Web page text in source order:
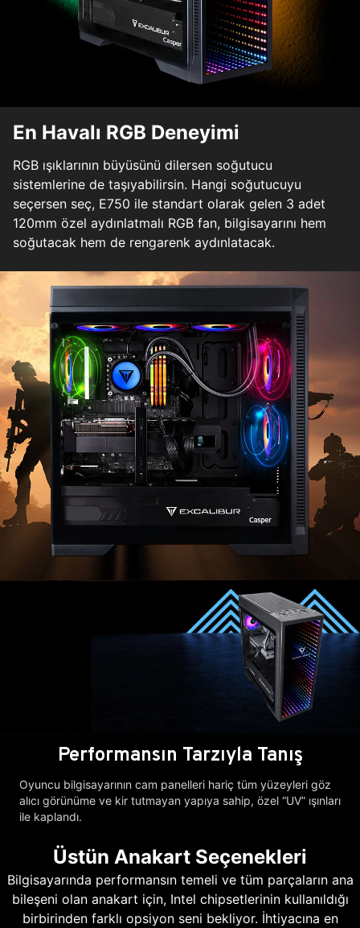
En Havalı RGB Deneyimi
RGB ışıklarının büyüsünü dilersen soğutucu
sistemlerine de taşıyabilirsin. Hangi soğutucuyu
seçersen seç, E750 ile standart olarak gelen 3 adet
120mm özel aydınlatmalı RGB fan, bilgisayarını hem
soğutacak hem de rengarenk aydınlatacak.
Performansın Tarzıyla Tanış
Oyuncu bilgisayarının cam panelleri hariç tüm yüzeyleri göz
alıcı görünüme ve kir tutmayan yapıya sahip, özel “UV” ışınları
ile kaplandı.
Üstün Anakart Seçenekleri
Bilgisayarında performansın temeli ve tüm parçaların ana
bileşeni olan anakart için, Intel chipsetlerinin kullanıldığı
birbirinden farklı opsiyon seni bekliyor. İhtiyacına en